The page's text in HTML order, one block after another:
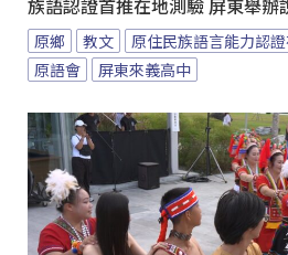
族語認證首推在地測驗 屏東舉辦
原鄉 教文 原住民族語言能力認
原語會
屏東來義高中